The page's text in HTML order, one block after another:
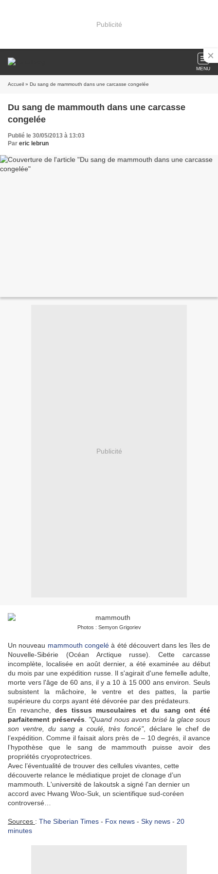
Publicité
MENU
Accueil » Du sang de mammouth dans une carcasse congelée
Du sang de mammouth dans une carcasse
congelée
Publié le 30/05/2013 à 13:03
Par eric lebrun
Publicité
Photos : Semyon Grigoriev
Un nouveau mammouth congeléà été découvert dans les îles de
Nouvelle-Sibérie (Océan Arctique russe). Cette carcasse
incomplète, localisée en août dernier, a été examinée au début
du mois par une expédition russe. Il s'agirait d'une femelle adulte,
morte vers l'âge de 60 ans, il y a 10 à 15 000 ans environ. Seuls
subsistent la mâchoire, le ventre et des pattes, la partie
supérieure du corps ayant été dévorée par des prédateurs.
En revanche,des tissus musculaires et du sang ont été
parfaitement préservés
"Quand nous avons brisé la glace sous
son ventre, du sang a coulé, très foncé", déclare le chef de
l’expédition. Comme il faisait alors près de – 10 degrés, il avance
l’hypothèse que le sang de mammouth puisse avoir des
propriétés cryoprotectrices.
Avec l’éventualité de trouver des cellules vivantes, cette
découverte relance le médiatique projet de clonage d’un
mammouth. L'université de Iakoutsk a signé l'an dernier un
accord avec Hwang Woo-Suk, un scientifique sud-coréen
controversé…
Sources : The Siberian Times - Fox news - Sky news - 20
minutes